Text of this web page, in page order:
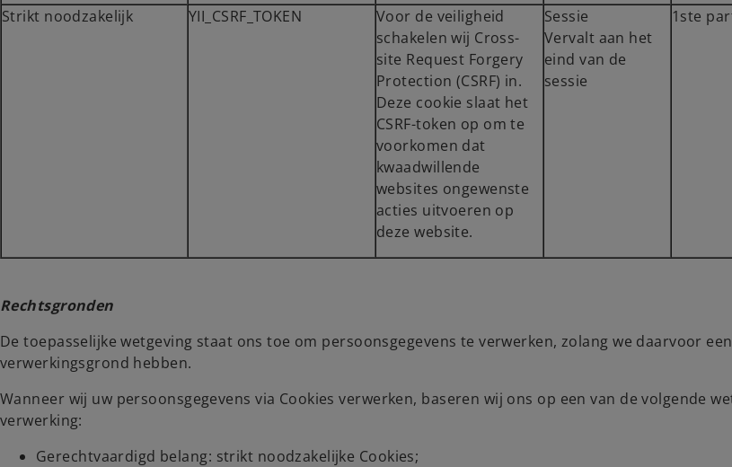
Strikt noodzakelijk YII_CSRF_TOKEN
Voor de veiligheid
schakelen wij Cross-
site Request Forgery
Protection (CSRF) in.
Deze cookie slaat het
CSRF-token op om te
voorkomen dat
kwaadwillende
websites ongewenste
acties uitvoeren op
deze website.
Sessie
Vervalt aan het
eind van de
sessie
1ste
Rechtsgronden
De toepasselijke wetgeving staat ons toe om persoonsgegevens te verwerken, zolang we daarvoor
verwerkingsgrond hebben.
Wanneer wij uw persoonsgegevens via Cookies verwerken, baseren wij ons op een van de volgende
verwerking:
Gerechtvaardigd belang: strikt noodzakelijke Cookies;